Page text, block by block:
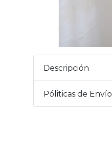
Descripción
Póliticas de Envío